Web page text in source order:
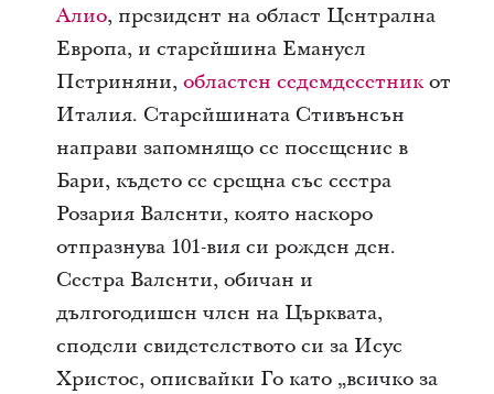
Алио, президент на област Централна
Европа, и старейшина Емануел
Петриняни, областен седемдесетникот
Италия. Старейшината Стивънсън
направи запомнящо се посещение в
Бари, където се срещна със сестра
Розария Валенти, която наскоро
отпразнува 101-вия си рожден ден.
Сестра Валенти, обичан и
дългогодишен член на Църквата,
сподели свидетелството си за Исус
Христос, описвайки Го като „всичко за